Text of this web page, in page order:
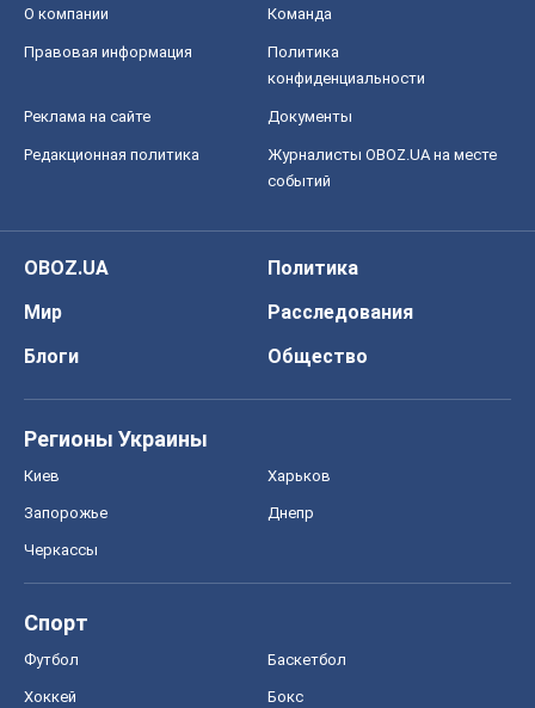
О компании Команда
Правовая информация
Политика
конфиденциальности
Реклама на сайте Документы
Редакционная политика
Журналисты OBOZ.UA на месте
событий
OBOZ.UA
Политика
Мир
Расследования
Блоги
Общество
Регионы Украины
Киев Харьков
Запорожье Днепр
Черкассы
Спорт
Футбол Баскетбол
Хоккей Бокс